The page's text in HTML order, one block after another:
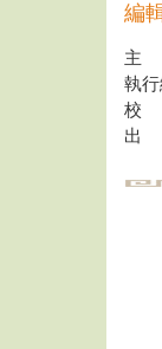
編
主
執
校
出